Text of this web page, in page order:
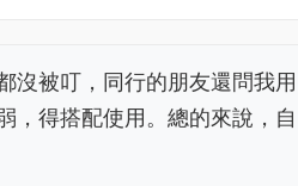
沒被叮，同行的朋友還問我用
，得搭配使用。總的來說，自